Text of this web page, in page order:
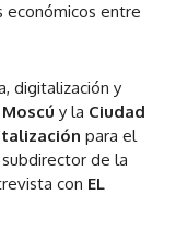
económicos entre
digitalización y
Moscú y la Ciudad
para el
de la
con EL